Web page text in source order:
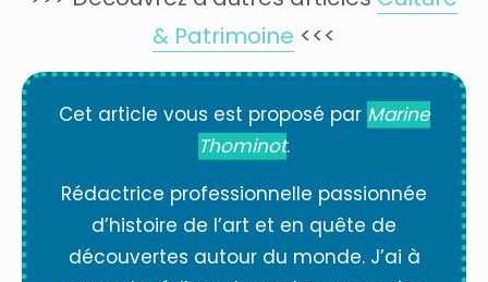
& Patrimoine <<<
Cet article vous est proposé par Marine
Thominot.
Rédactrice professionnelle passionnée
d’histoire de l’art et en quête de
découvertes autour du monde. J’ai à